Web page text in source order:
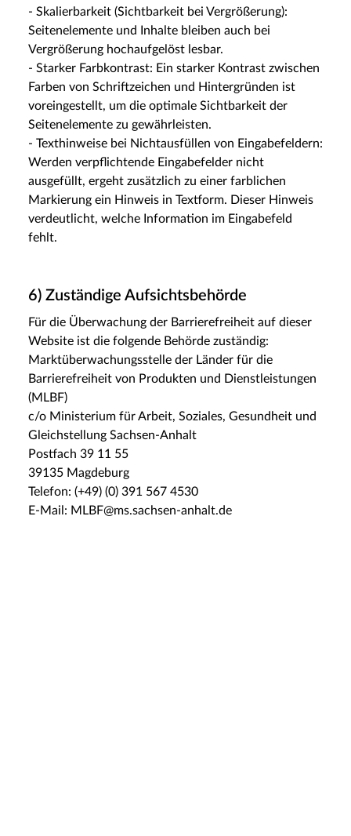
- Skalierbarkeit (Sichtbarkeit bei Vergrößerung):
Seitenelemente und Inhalte bleiben auch bei
Vergrößerung hochaufgelöst lesbar.
- Starker Farbkontrast: Ein starker Kontrast zwischen
Farben von Schriftzeichen und Hintergründen ist
voreingestellt, um die optimale Sichtbarkeit der
Seitenelemente zu gewährleisten.
- Texthinweise bei Nichtausfüllen von Eingabefeldern:
Werden verpflichtende Eingabefelder nicht
ausgefüllt, ergeht zusätzlich zu einer farblichen
Markierung ein Hinweis in Textform. Dieser Hinweis
verdeutlicht, welche Information im Eingabefeld
fehlt.
6) Zuständige Aufsichtsbehörde
Für die Überwachung der Barrierefreiheit auf dieser
Website ist die folgende Behörde zuständig:
Marktüberwachungsstelle der Länder für die
Barrierefreiheit von Produkten und Dienstleistungen
(MLBF)
c/o Ministerium für Arbeit, Soziales, Gesundheit und
Gleichstellung Sachsen-Anhalt
Postfach 39 11 55
39135 Magdeburg
Telefon: (+49) (0) 391 567 4530
E-​Mail: MLBF@ms.sachsen-​anhalt.de